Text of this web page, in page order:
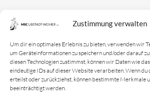
Zustimmung verwalten
Um dir ein optimales Erlebnis zu bieten, verwenden wir
um Geräteinformationen zu speichern und/oder darauf
diesen Technologien zustimmst, können wir Daten wie
eindeutige IDs auf dieser Website verarbeiten. Wenn du
erteilst oder zurückziehst, können bestimmte Merkmale
beeinträchtigt werden.
Impressum
Datenschutz­erklärung
Cookie-Richtlinie
Login